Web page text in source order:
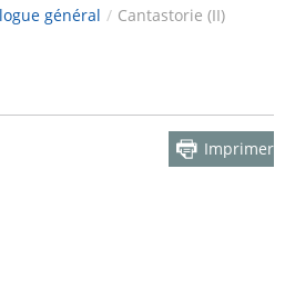
général / Cantastorie (II)
Imprimer